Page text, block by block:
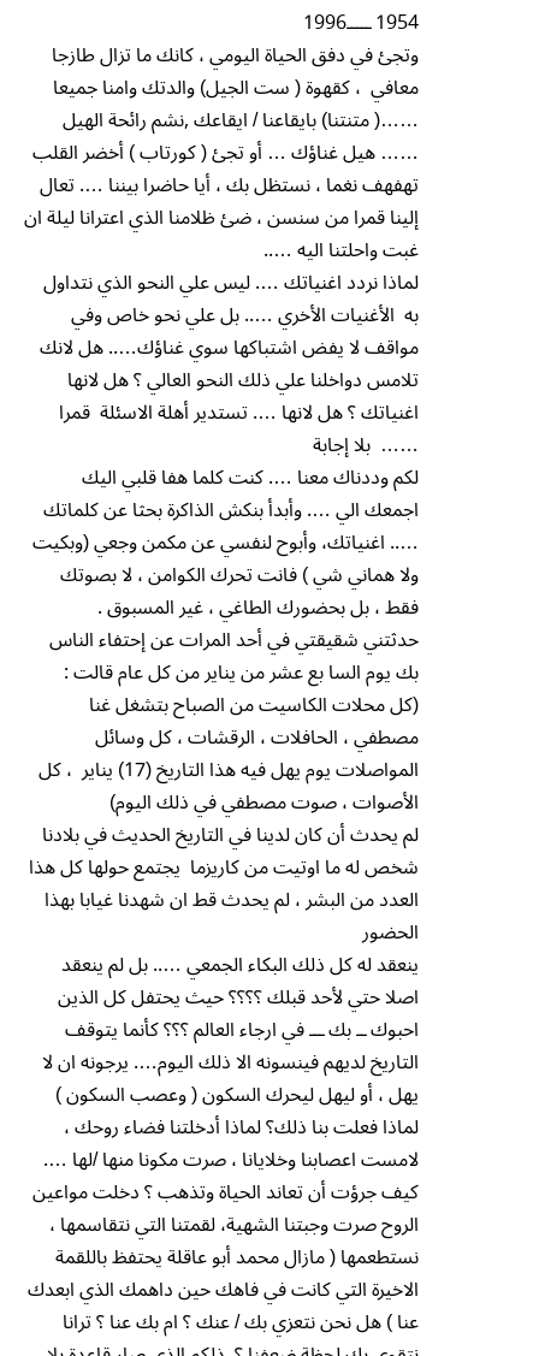
1954 ـــــ1996
وتجئ في دفق الحياة اليومي ، كانك ما تزال طازجا
معافي ، كقهوة ( ست الجيل) والدتك وامنا جميعا
……( متنتنا) بايقاعنا / ايقاعك ,نشم رائحة الهيل
…… هيل غناؤك … أو تجئ ( كورتاب ) أخضر القلب
تهفهف نغما ، نستظل بك ، أيا حاضرا بيننا …. تعال
إلينا قمرا من سنسن ، ضئ ظلامنا الذي اعترانا ليلة ان
غبت واحلتنا اليه …..
لماذا نردد اغنياتك …. ليس علي النحو الذي نتداول
به الأغنيات الأخري ….. بل علي نحو خاص وفي
مواقف لا يفض اشتباكها سوي غناؤك….. هل لانك
تلامس دواخلنا علي ذلك النحو العالي ؟ هل لانها
اغنياتك ؟ هل لانها …. تستدير أهلة الاسئلة قمرا
…… بلا إجابة
لكم وددناك معنا …. كنت كلما هفا قلبي اليك
اجمعك الي …. وأبدأ بنكش الذاكرة بحثا عن كلماتك
….. اغنياتك، وأبوح لنفسي عن مكمن وجعي (وبكيت
ولا هماني شي ) فانت تحرك الكوامن ، لا بصوتك
فقط ، بل بحضورك الطاغي ، غير المسبوق .
حدثتني شقيقتي في أحد المرات عن إحتفاء الناس
بك يوم السا بع عشر من يناير من كل عام قالت :
(كل محلات الكاسيت من الصباح بتشغل غنا
مصطفي ، الحافلات ، الرقشات ، كل وسائل
المواصلات يوم يهل فيه هذا التاريخ (17) يناير ، كل
الأصوات ، صوت مصطفي في ذلك اليوم)
لم يحدث أن كان لدينا في التاريخ الحديث في بلادنا
شخص له ما اوتيت من كاريزما يجتمع حولها كل هذا
العدد من البشر ، لم يحدث قط ان شهدنا غيابا بهذا
الحضور
ينعقد له كل ذلك البكاء الجمعي ….. بل لم ينعقد
اصلا حتي لأحد قبلك ؟؟؟؟ حيث يحتفل كل الذين
احبوك ــ بك ـــ في ارجاء العالم ؟؟؟ كأنما يتوقف
التاريخ لديهم فينسونه الا ذلك اليوم…. يرجونه ان لا
يهل ، أو ليهل ليحرك السكون ( وعصب السكون )
لماذا فعلت بنا ذلك؟ لماذا أدخلتنا فضاء روحك ،
لامست اعصابنا وخلايانا ، صرت مكونا منها /لها ….
كيف جرؤت أن تعاند الحياة وتذهب ؟ دخلت مواعين
الروح صرت وجبتنا الشهية، لقمتنا التي نتقاسمها ،
نستطعمها ( مازال محمد أبو عاقلة يحتفظ باللقمة
الاخيرة التي كانت في فاهك حين داهمك الذي ابعدك
عنا ) هل نحن نتعزي بك / عنك ؟ ام بك عنا ؟ ترانا